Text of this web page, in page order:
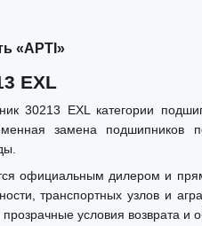
«АРТІ»
EXL
30213 EXL категории
замена подшипников
официальным дилером и
транспортных узлов и
условия возврата и